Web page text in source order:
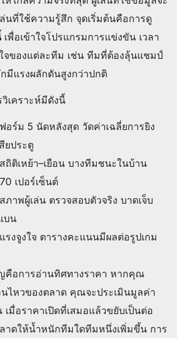
ล่นที่ใช้ความรู้สึก จุดเริ่มต้นคือการดู
เพื่อเข้าใจโปรแกรมการแข่งขัน เวลา
ใจของแต่ละทีม เช่น ทีมที่ต้องลุ้นแชมป์
แรงผลักดันสูงกว่าปกติ
เคราะห์มีดังนี้
อร์ม 5 นัดหลังสุด วัดค่าเฉลี่ยการยิง
ยประตู
ถิติเหย้า–เยือน บางทีมชนะในบ้าน
เปอร์เซ็นต์
ภาพผู้เล่น ตรวจสอบตัวจริง บาดเจ็บ
บน
รงจูงใจ ตารางคะแนนมีผลต่อรูปเกม
คือการอ่านทิศทางราคา หากคุณ
นไหวของตลาด คุณจะประเมินมูลค่า
เมื่อราคาเปิดที่เสมอแล้วขยับเป็นต่อ
าดให้น้ำหนักทีมใดทีมหนึ่งเพิ่มขึ้น การ